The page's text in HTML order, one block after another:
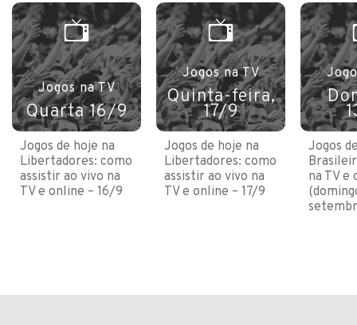
Jogos na TV
Quarta 16/9
Jogos de hoje na
Libertadores: como
assistir ao vivo na
TV e online – 16/9
Jogos na TV
Quinta-feira,
17/9
Jogos de hoje na
Libertadores: como
assistir ao vivo na
TV e online – 17/9
Jogos
na TV e